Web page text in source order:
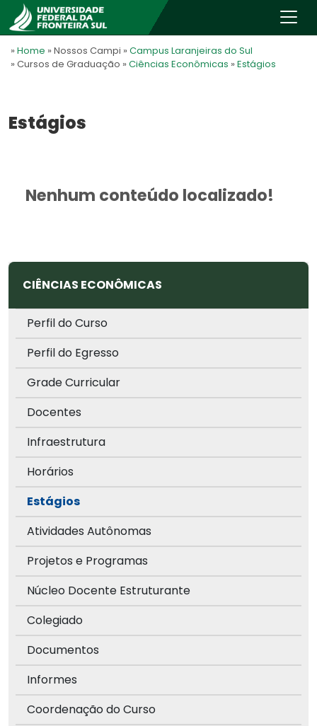
» Home » Nossos Campi » Campus Laranjeiras do Sul
» Cursos de Graduação » Ciências Econômicas » Estágios
Estágios
Nenhum conteúdo localizado!
CIÊNCIAS ECONÔMICAS
Perfil do Curso
Perfil do Egresso
Grade Curricular
Docentes
Infraestrutura
Horários
Estágios
Atividades Autônomas
Projetos e Programas
Núcleo Docente Estruturante
Colegiado
Documentos
Informes
Coordenação do Curso